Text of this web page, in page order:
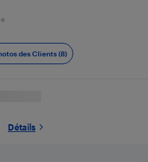
des Clients (8)
Détails